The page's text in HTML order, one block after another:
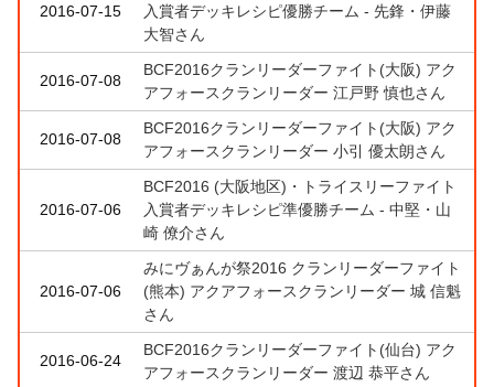
2016-07-15
入賞者デッキレシピ優勝チーム - 先鋒・伊藤
大智さん
2016-07-08
BCF2016クランリーダーファイト(大阪) アク
アフォースクランリーダー 江戸野 慎也さん
2016-07-08
BCF2016クランリーダーファイト(大阪) アク
アフォースクランリーダー 小引 優太朗さん
2016-07-06
BCF2016 (大阪地区)・トライスリーファイト
入賞者デッキレシピ準優勝チーム - 中堅・山
崎 僚介さん
2016-07-06
みにヴぁんが祭2016 クランリーダーファイト
(熊本) アクアフォースクランリーダー 城 信魁
さん
2016-06-24
BCF2016クランリーダーファイト(仙台) アク
アフォースクランリーダー 渡辺 恭平さん